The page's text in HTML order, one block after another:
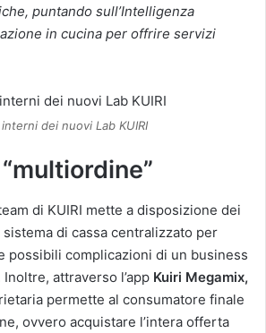
puntando sull’Intelligenza
in cucina per offrire servizi
interni dei nuovi Lab KUIRI
di KUIRI mette a disposizione dei
sistema di cassa centralizzato per
possibili complicazioni di un business
attraverso l’app Kuiri Megamix,
permette al consumatore finale
ovvero acquistare l’intera offerta